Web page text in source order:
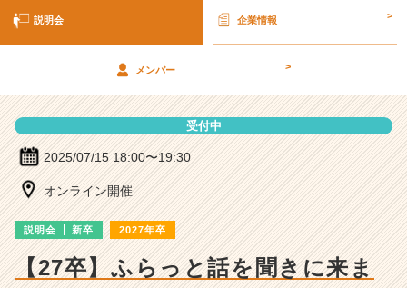
細
|
ー・
企
業
ら
説明会 企業情報 >
メンバー >
受付中
2025/07/15 18:00〜19:30
オンライン開催
説明会 新卒 2027年卒
【27卒】ふらっと話を聞きに来ま